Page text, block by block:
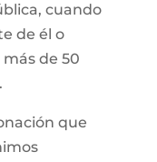
cuando
de él o
de 50
que